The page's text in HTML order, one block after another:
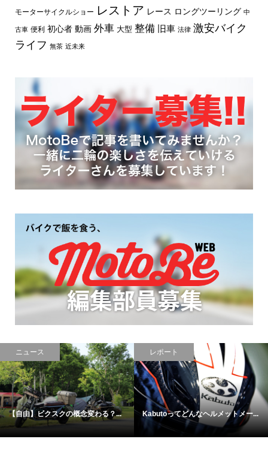
モーターサイクルショー レストア レース ロングツーリング 中
古車 便利 初心者 動画 外車 大型 整備 旧車 法律 激安バイク
ライフ 無茶 近未来
レポート
二輪と四輪の中間、SLINGSHOTが
楽...
レポート
【北海道vol.4】実際に行ってみた...